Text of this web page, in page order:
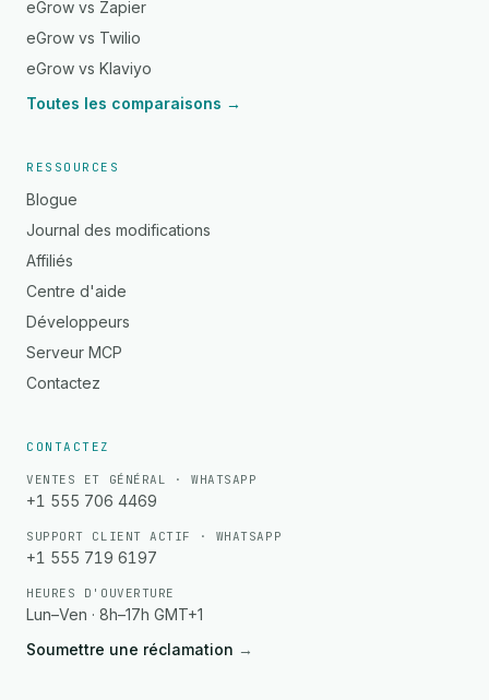
eGrow vs Zapier
eGrow vs Twilio
eGrow vs Klaviyo
Toutes les comparaisons →
RESSOURCES
Blogue
Journal des modifications
Affiliés
Centre d'aide
Développeurs
Serveur MCP
Contactez
CONTACTEZ
VENTES ET GÉNÉRAL · WHATSAPP
+1 555 706 4469
SUPPORT CLIENT ACTIF · WHATSAPP
+1 555 719 6197
HEURES D'OUVERTURE
Lun–Ven · 8h–17h GMT+1
Soumettre une réclamation →